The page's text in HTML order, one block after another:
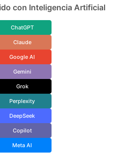
con Inteligencia Artificial
ChatGPT
Claude
Google AI
Gemini
Grok
Perplexity
DeepSeek
Copilot
Meta AI